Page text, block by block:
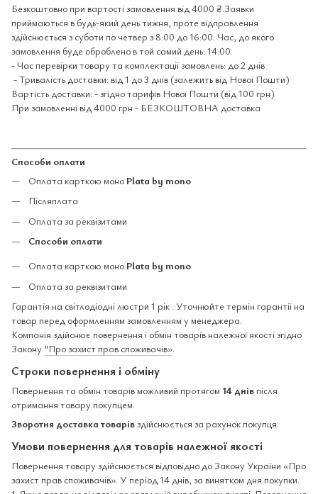
Безкоштовно при вартості замовлення від 4000 ₴.Заявки
приймаються в будь-який день тижня, проте відправлення
здійснюється з суботи по четвер з 8:00 до 16:00. Час, до якого
замовлення буде оброблено в той самий день: 14:00.
- Час перевірки товару та комплектації замовлень: до 2 днів
- Тривалість доставки: від 1 до 3 днів (залежить від Нової Пошти)
Вартість доставки: - згідно тарифів Нової Пошти (від 100 грн)
При замовленні від 4000 грн - БЕЗКОШТОВНА доставка
Способи оплати
Оплата карткою моно Plata by mono
Післяплата
Оплата за реквізитами
Способи оплати
Оплата карткою моно Plata by mono
Оплата за реквізитами
Гарантія на світлодіодні люстри 1 рік . Уточнюйте термін гарантії на
товар перед оформленням замовленням у менеджера.
Компанія здійснює повернення і обмін товарів належної якості згідно
Закону "Про захист прав споживачів».
Строки повернення і обміну
Повернення та обмін товарів можливий протягом 14 днів після
отримання товару покупцем.
Зворотня доставка товарівздійснюється за рахунок покупця.
Умови повернення для товарів належної якості
Повернення товару здійснюється відповідно до Закону України «Про
захист прав споживачів». У період 14 днів, за винятком дня покупки.